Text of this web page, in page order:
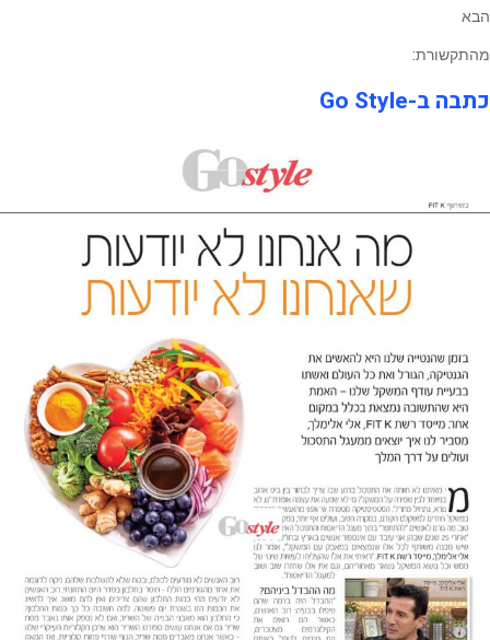
הבא
מהתקשורת:
כתבה ב-Go Style